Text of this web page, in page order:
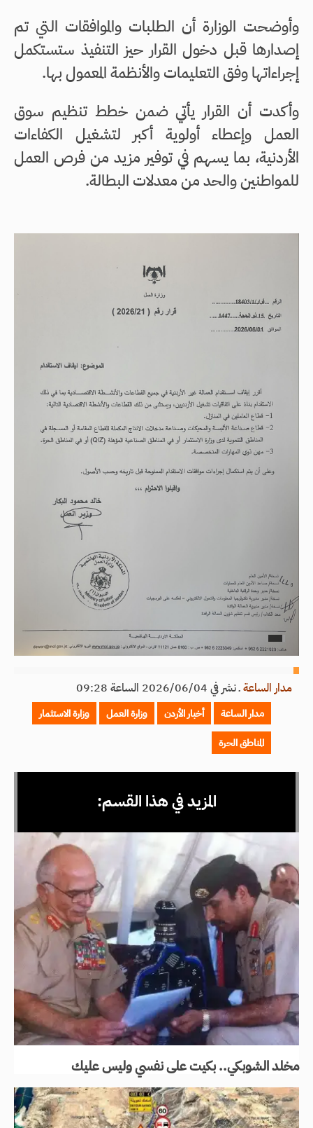
وأوضحت الوزارة أن الطلبات والموافقات التي تم
إصدارها قبل دخول القرار حيز التنفيذ ستستكمل
إجراءاتها وفق التعليمات والأنظمة المعمول بها.
وأكدت أن القرار يأتي ضمن خطط تنظيم سوق
العمل وإعطاء أولوية أكبر لتشغيل الكفاءات
الأردنية، بما يسهم في توفير مزيد من فرص العمل
للمواطنين والحد من معدلات البطالة.
مدار الساعةـنشر في 2026/06/04 الساعة 09:28
مدار الساعة أخبار الأردن وزارة العمل
وزارة الاستثمار
المناطق الحرة
المزيد في هذا القسم:
مخلد الشوبكي.. بكيت على نفسي وليس عليك